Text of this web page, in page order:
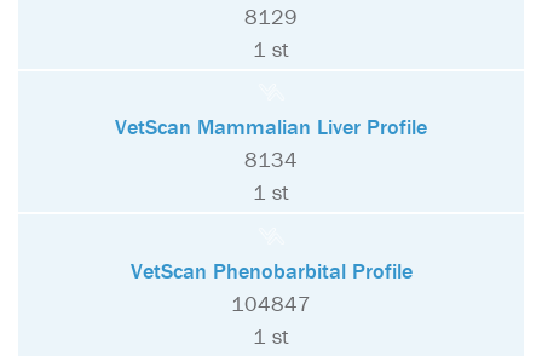
8129
1 st
VetScan Mammalian Liver Profile
8134
1 st
VetScan Phenobarbital Profile
104847
1 st